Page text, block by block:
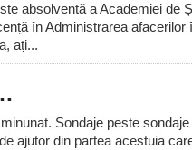
absolventă a Academiei de
în Administrarea
ați...
Sondaje peste
ajutor din partea acestuia